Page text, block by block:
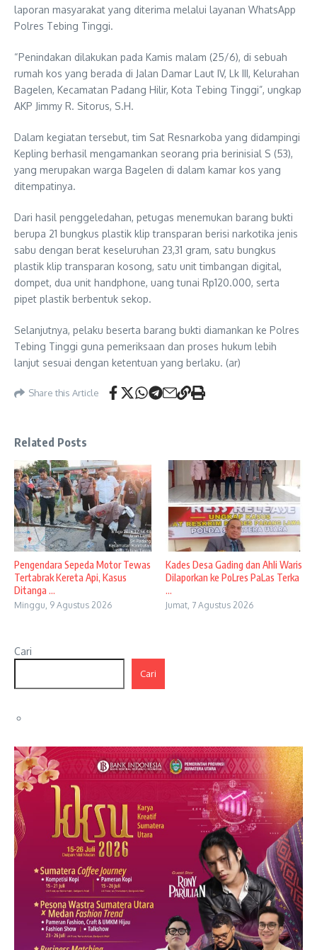
laporan masyarakat yang diterima melalui layanan WhatsApp
Polres Tebing Tinggi.
“Penindakan dilakukan pada Kamis malam (25/6), di sebuah
rumah kos yang berada di Jalan Damar Laut IV, Lk III, Kelurahan
Bagelen, Kecamatan Padang Hilir, Kota Tebing Tinggi”, ungkap
AKP Jimmy R. Sitorus, S.H.
Dalam kegiatan tersebut, tim Sat Resnarkoba yang didampingi
Kepling berhasil mengamankan seorang pria berinisial S (53),
yang merupakan warga Bagelen di dalam kamar kos yang
ditempatinya.
Dari hasil penggeledahan, petugas menemukan barang bukti
berupa 21 bungkus plastik klip transparan berisi narkotika jenis
sabu dengan berat keseluruhan 23,31 gram, satu bungkus
plastik klip transparan kosong, satu unit timbangan digital,
dompet, dua unit handphone, uang tunai Rp120.000, serta
pipet plastik berbentuk sekop.
Selanjutnya, pelaku beserta barang bukti diamankan ke Polres
Tebing Tinggi guna pemeriksaan dan proses hukum lebih
lanjut sesuai dengan ketentuan yang berlaku. (ar)
Share this Article
Related Posts
Pengendara Sepeda Motor Tewas
Tertabrak Kereta Api, Kasus
Ditanga ...
Minggu, 9 Agustus 2026
Kades Desa Gading dan Ahli Waris
Dilaporkan ke PoLres PaLas Terka
...
Jumat, 7 Agustus 2026
Cari
Cari